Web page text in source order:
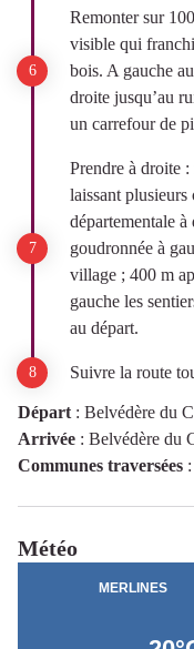
Remonter sur
visible qui
bois. A gauche
droite jusqu’au
un carrefour de
Prendre à droite
laissant
départementale
goudronnée à
village ; 400 m
gauche les
au départ.
Suivre la route
Départ : Belvédère du
Arrivée : Belvédère du
Communes traversées :
Météo